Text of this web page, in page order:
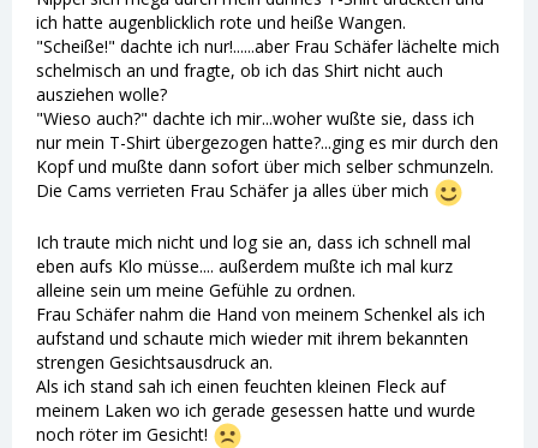
ich hatte augenblicklich rote und heiße Wangen.
"Scheiße!" dachte ich nur!......aber Frau Schäfer lächelte mich
schelmisch an und fragte, ob ich das Shirt nicht auch
ausziehen wolle?
"Wieso auch?" dachte ich mir...woher wußte sie, dass ich
nur mein T-Shirt übergezogen hatte?...ging es mir durch den
Kopf und mußte dann sofort über mich selber schmunzeln.
Die Cams verrieten Frau Schäfer ja alles über mich
Ich traute mich nicht und log sie an, dass ich schnell mal
eben aufs Klo müsse.... außerdem mußte ich mal kurz
alleine sein um meine Gefühle zu ordnen.
Frau Schäfer nahm die Hand von meinem Schenkel als ich
aufstand und schaute mich wieder mit ihrem bekannten
strengen Gesichtsausdruck an.
Als ich stand sah ich einen feuchten kleinen Fleck auf
meinem Laken wo ich gerade gesessen hatte und wurde
noch röter im Gesicht!